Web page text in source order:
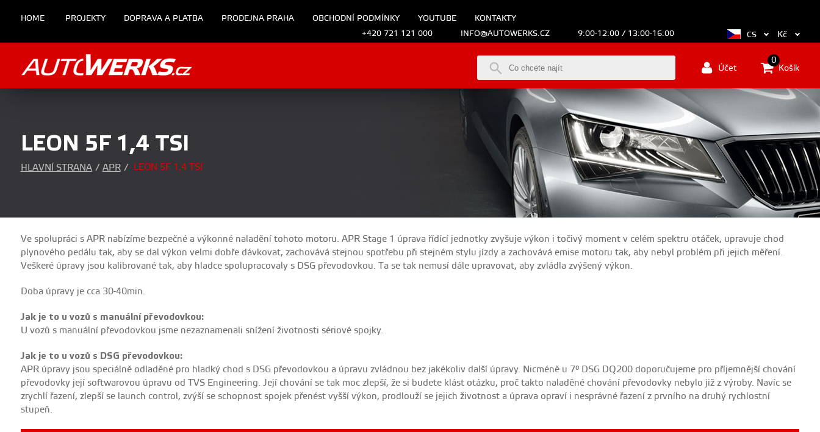
HOME PROJEKTY DOPRAVA A PLATBA PRODEJNA PRAHA OBCHODNÍ PODMÍNKY YOUTUBE
KONTAKTY
+420 721 121 000
INFO@AUTOWERKS.CZ 9:00-12:00 / 13:00-16:00 CS Kč
Účet Košík
0
LEON 5F 1,4 TSI
HLAVNÍ STRANA / APR / LEON 5F 1,4 TSI
Ve spolupráci s APR nabízíme bezpečné a výkonné naladění tohoto motoru. APR Stage 1 úprava řídící jednotky zvyšuje výkon i točivý moment v celém spektru otáček, upravuje chod
plynového pedálu tak, aby se dal výkon velmi dobře dávkovat, zachovává stejnou spotřebu při stejném stylu jízdy a zachovává emise motoru tak, aby nebyl problém při jejich měření.
Veškeré úpravy jsou kalibrované tak, aby hladce spolupracovaly s DSG převodovkou. Ta se tak nemusí dále upravovat, aby zvládla zvýšený výkon.
Doba úpravy je cca 30-40min.
Jak je to u vozů s manuální převodovkou:
U vozů s manuální převodovkou jsme nezaznamenali snížení životnosti sériové spojky.
Jak je to u vozů s DSG převodovkou:
APR úpravy jsou speciálně odladěné pro hladký chod s DSG převodovkou a úpravu zvládnou bez jakékoliv další úpravy. Nicméně u 7° DSG DQ200 doporučujeme pro příjemnější chování
převodovky její softwarovou úpravu od TVS Engineering. Její chování se tak moc zlepší, že si budete klást otázku, proč takto naladěné chování převodovky nebylo již z výroby. Navíc se
zrychlí řazení, zlepší se launch control, zvýší se schopnost spojek přenést vyšší výkon, prodlouží se jejich životnost a úprava opraví i nesprávné řazení z prvního na druhý rychlostní
stupeň.